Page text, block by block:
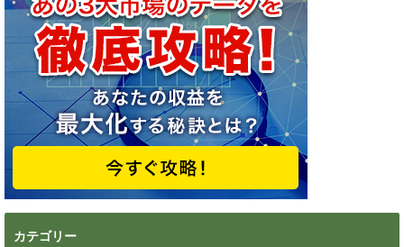
カテゴリー